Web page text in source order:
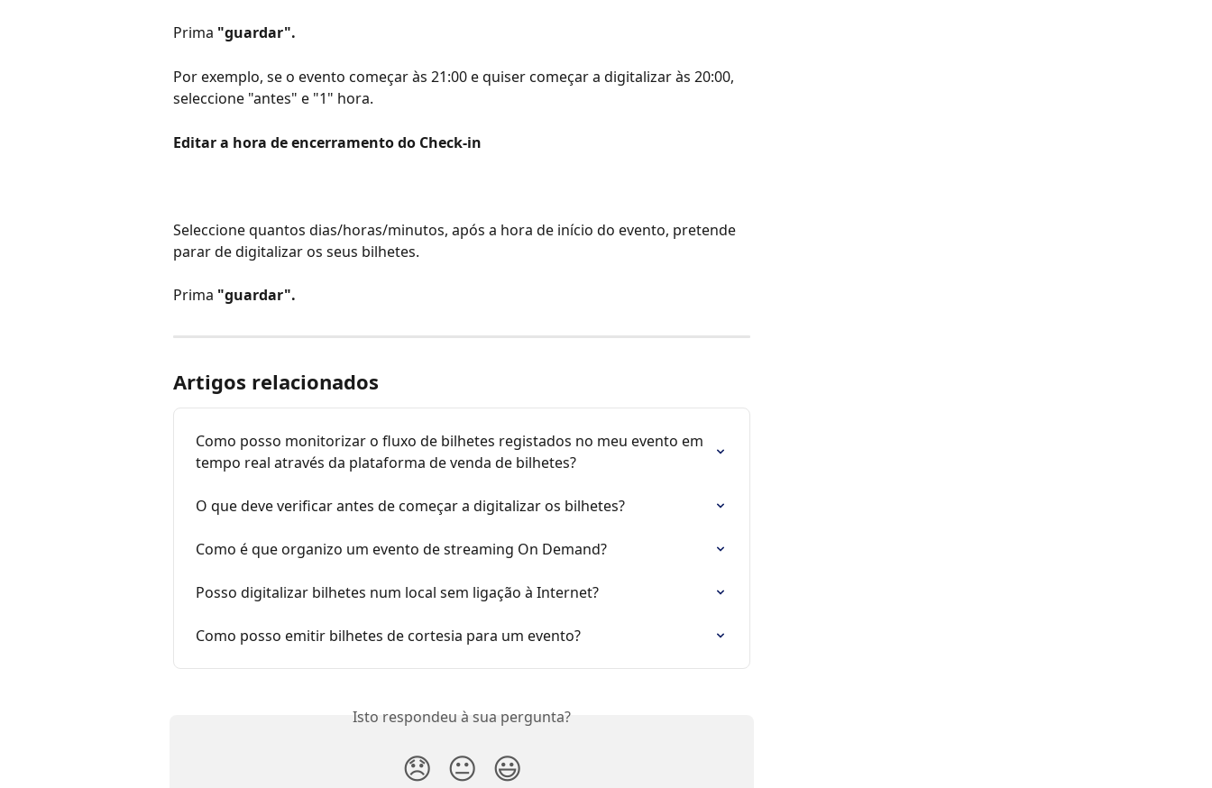
Prima "guardar".
Por exemplo, se o evento começar às 21:00 e quiser começar a digitalizar às 20:00,
seleccione "antes" e "1" hora.
Editar a hora de encerramento do Check-in
Seleccione quantos dias/horas/minutos, após a hora de início do evento, pretende
parar de digitalizar os seus bilhetes.
Prima "guardar".
Artigos relacionados
Como posso monitorizar o fluxo de bilhetes registados no meu evento em
tempo real através da plataforma de venda de bilhetes?
O que deve verificar antes de começar a digitalizar os bilhetes?
Como é que organizo um evento de streaming On Demand?
Posso digitalizar bilhetes num local sem ligação à Internet?
Como posso emitir bilhetes de cortesia para um evento?
Isto respondeu à sua pergunta?
😞 😐 😃